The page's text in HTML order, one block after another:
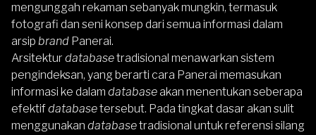
mengunggah rekaman sebanyak mungkin, termasuk
fotografi dan seni konsep dari semua informasi dalam
arsip brand Panerai.
Arsitektur databasetradisional menawarkan sistem
pengindeksan, yang berarti cara Panerai memasukan
informasi ke dalam databaseakan menentukan seberapa
efektifdatabasetersebut. Pada tingkat dasar akan sulit
menggunakan databasetradisional untuk referensi silang